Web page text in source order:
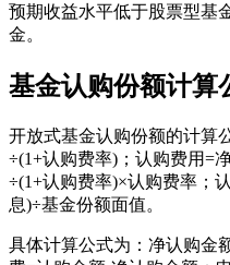
预期收益水平低于股票型基
金。
基金认购份额计算
开放式基金认购份额的计算
÷(1+认购费率)；认购费用=
÷(1+认购费率)×认购费率；
息)÷基金份额面值。
具体计算公式为：净认购金